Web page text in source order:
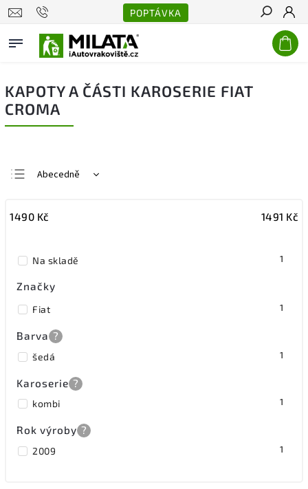
POPTÁVKA
Hledat
KAPOTY A ČÁSTI KAROSERIE FIAT
CROMA
Abecedně
Nejdražší
1490 Kč 1491 Kč
Na skladě 1
Značky
Fiat 1
Barva ?
šedá 1
Karoserie ?
kombi 1
Rok výroby ?
2009 1